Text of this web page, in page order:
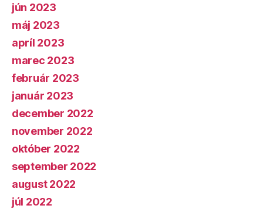
jún 2023
máj 2023
apríl 2023
marec 2023
február 2023
január 2023
december 2022
november 2022
október 2022
september 2022
august 2022
júl 2022